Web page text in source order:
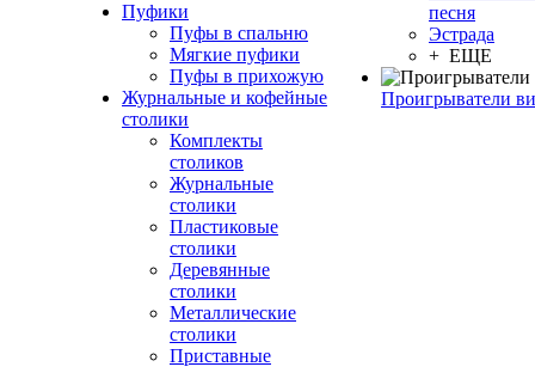
Пуфики
Пуфы в спальню
Мягкие пуфики
Пуфы в прихожую
Журнальные и кофейные
столики
Комплекты
столиков
Журнальные
столики
Пластиковые
столики
Деревянные
столики
Металлические
столики
Приставные
песня
Эстрада
+ ЕЩЕ
Проигрыватели